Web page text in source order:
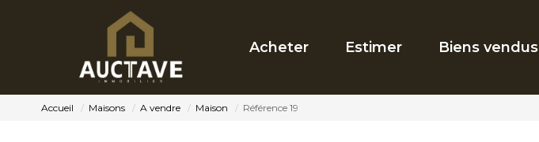
Acheter Estimer Biens vendus
Accueil Maisons A vendre Maison Référence 19